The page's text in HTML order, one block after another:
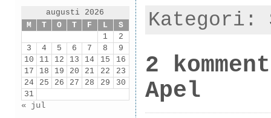
augusti 2026
M
T O T F L
S
1
2
3
4 5 6 7 8
9
10
11 12 13 14 15
16
17
18 19 20 21 22
23
24
25 26 27 28 29
30
31
« jul
Kategori:
2
Apel